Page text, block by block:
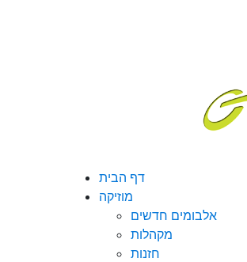
דף הבית
מוזיקה
אלבומים חדשים
מקהלות
חזנות